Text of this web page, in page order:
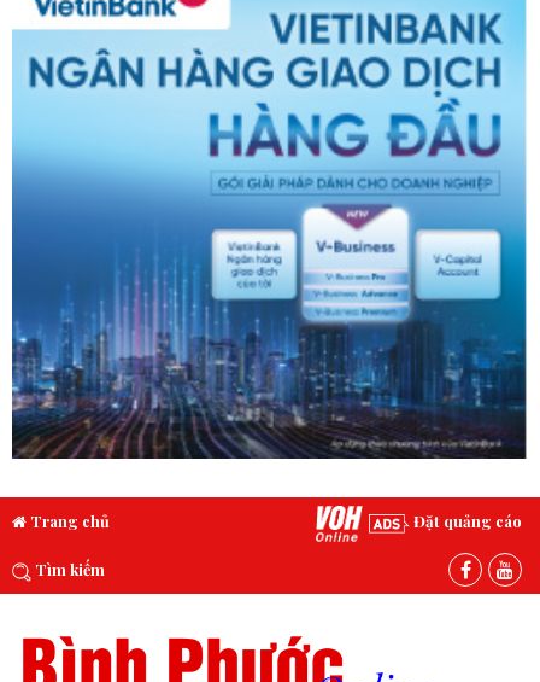
Trang chủ Đặt quảng cáo
Tìm kiếm